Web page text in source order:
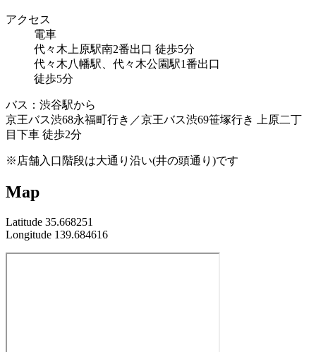
アクセス
電車
代々木上原駅南2番出口 徒歩5分
代々木八幡駅、代々木公園駅1番出口
徒歩5分
バス：渋谷駅から
京王バス渋68永福町行き／京王バス渋69笹塚行き 上原二丁
目下車 徒歩2分
※店舗入口階段は大通り沿い(井の頭通り)です
Map
Latitude 35.668251
Longitude 139.684616